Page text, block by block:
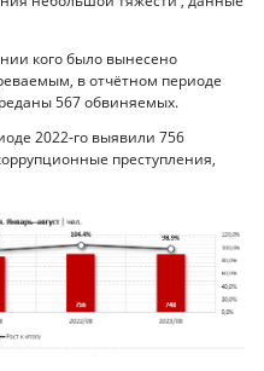
кого было вынесено
в отчётном периоде
567 обвиняемых.
2022-го выявили 756
преступления,